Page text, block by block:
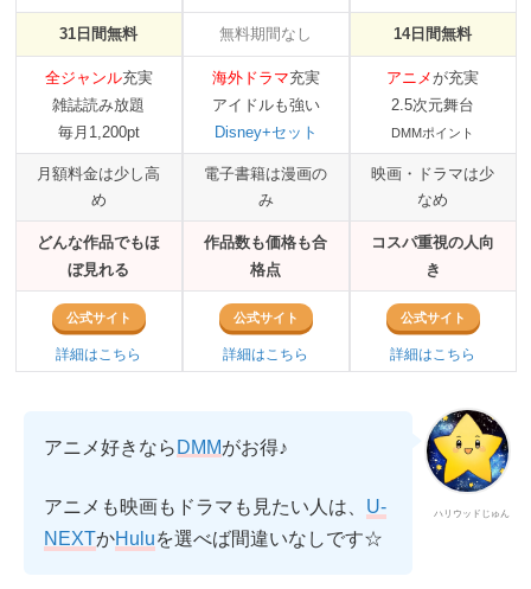
31日間無料 無料期間なし 14日間無料
全ジャンル充実
雑誌読み放題
毎月1,200pt
海外ドラマ充実
アイドルも強い
Disney+セット
アニメが充実
2.5次元舞台
DMMポイント
月額料金は少し高
め
電子書籍は漫画の
み
映画・ドラマは少
なめ
どんな作品でもほ
ぼ見れる
作品数も価格も合
格点
コスパ重視の人向
き
公式サイト
詳細はこちら
公式サイト
詳細はこちら
公式サイト
詳細はこちら
ハリウッドじゅん
アニメ好きなら DMMがお得♪
アニメも映画もドラマも見たい人は、
U-
NEXTかHuluを選べば間違いなしです☆